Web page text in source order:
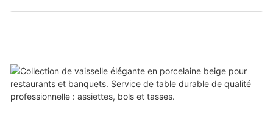
qualité professionnelle, résistante et compatible